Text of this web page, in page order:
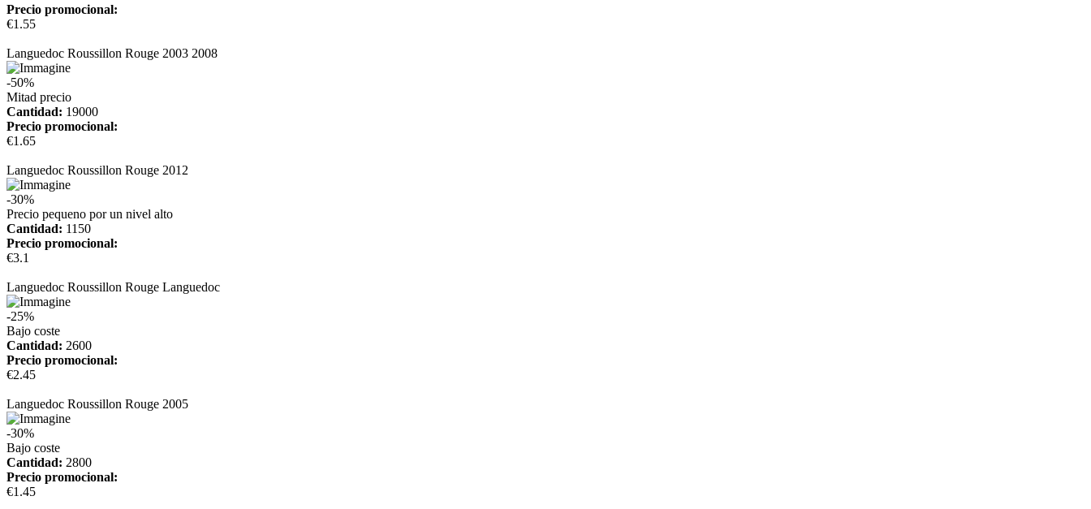
Precio promocional:
€1.55
Languedoc Roussillon Rouge 2003 2008
-50%
Mitad precio
Cantidad: 19000
Precio promocional:
€1.65
Languedoc Roussillon Rouge 2012
-30%
Precio pequeno por un nivel alto
Cantidad: 1150
Precio promocional:
€3.1
Languedoc Roussillon Rouge Languedoc
-25%
Bajo coste
Cantidad: 2600
Precio promocional:
€2.45
Languedoc Roussillon Rouge 2005
-30%
Bajo coste
Cantidad: 2800
Precio promocional:
€1.45